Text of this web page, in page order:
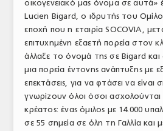
ΑΡΧΕΙΟ ΤΕΥΧΩΝ
ΣΥΝΕΔΡΙΟ ΚΡΕΑΤΟΣ
οικογενειακό μας όνομα σε αυτά»
Lucien Bigard, ο ιδρυτής του
εποχή που η εταιρία SOCOVIA,
επιτυχημένη εξαετή πορεία στον
άλλαξε το όνομά της σε Bigard
μια πορεία έντονης ανάπτυξης με
επεκτάσεις, για να φτάσει να
γνωρίζουν όλοι όσοι
κρέατος: ένας όμιλος με 14.000
σε 55 σημεία σε όλη τη Γαλλία και